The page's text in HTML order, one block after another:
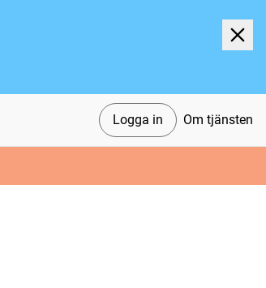
Logga in Om tjänsten